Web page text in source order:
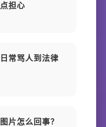
担心
常骂人到法律
片怎么回事？